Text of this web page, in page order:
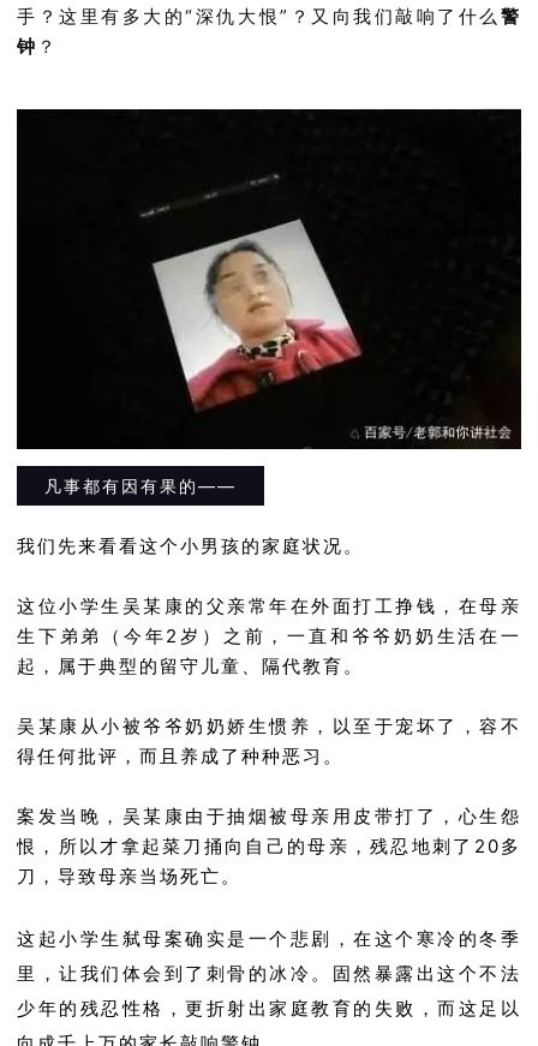
手？这里有多大的“深仇大恨”？又向我们敲响了什么 警
钟 ？
凡事都有因有果的——
我们先来看看这个小男孩的家庭状况。
这位小学生吴某康的父亲常年在外面打工挣钱，在母亲
生下弟弟（今年2岁）之前，一直和爷爷奶奶生活在一
起，属于典型的留守儿童、隔代教育。
吴某康从小被爷爷奶奶娇生惯养，以至于宠坏了，容不
得任何批评，而且养成了种种恶习。
案发当晚，吴某康由于抽烟被母亲用皮带打了，心生怨
恨，所以才拿起菜刀捅向自己的母亲，残忍地刺了20多
刀，导致母亲当场死亡。
这起小学生弑母案确实是一个悲剧，在这个寒冷的冬季
里，让我们体会到了刺骨的冰冷。固然暴露出这个不法
少年的残忍性格，更折射出家庭教育的失败，而这足以